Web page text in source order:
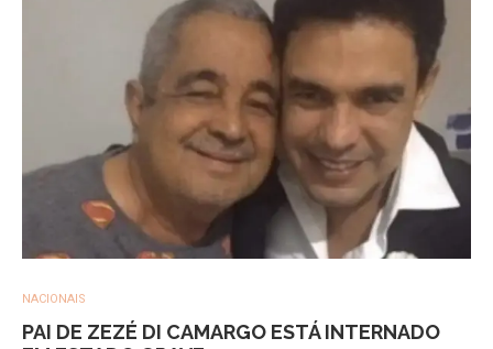
NACIONAIS
PAI DE ZEZÉ DI CAMARGO ESTÁ INTERNADO